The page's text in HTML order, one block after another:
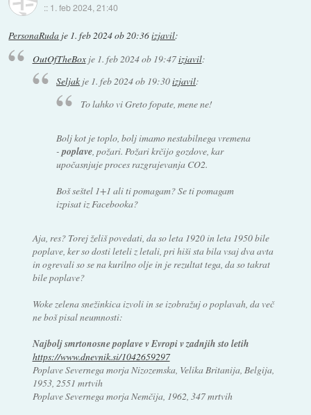
:: 1. feb 2024, 21:40
PersonaRuda je 1. feb 2024 ob 20:36izjavil:
OutOfTheBoxje 1. feb 2024 ob 19:47izjavil:
Seljak je 1. feb 2024 ob 19:30izjavil:
To lahko vi Greto fopate, mene ne!
Bolj kot je toplo, bolj imamo nestabilnega vremena
-poplave, požari. Požari krčijo gozdove, kar
upočasnjuje proces razgrajevanja CO2.
Boš seštel 1+1 ali ti pomagam? Se ti pomagam
izpisat iz Facebooka?
Aja, res? Torej želiš povedati, da so leta 1920 in leta 1950 bile
poplave, ker so dosti leteli z letali, pri hiši sta bila vsaj dva avta
in ogrevali so se na kurilno olje in je rezultat tega, da so takrat
bile poplave?
Woke zelena snežinkica izvoli in se izobražuj o poplavah, da več
ne boš pisal neumnosti:
Najbolj smrtonosne poplave v Evropi v zadnjih sto letih
https://www.dnevnik.si/1042659297
Poplave Severnega morja Nizozemska, Velika Britanija, Belgija,
1953, 2551 mrtvih
Poplave Severnega morja Nemčija, 1962, 347 mrtvih